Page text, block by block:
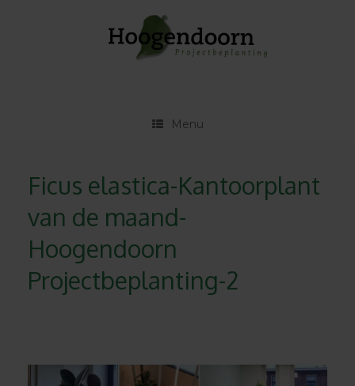
Menu
Ficus elastica-Kantoorplant
van de maand-
Hoogendoorn
Projectbeplanting-2